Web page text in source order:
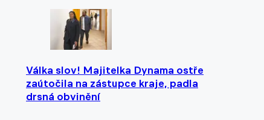
Válka slov! Majitelka Dynama ostře
zaútočila na zástupce kraje, padla
drsná obvinění